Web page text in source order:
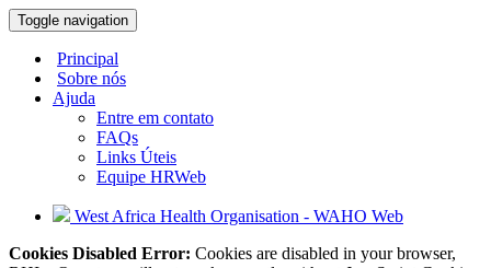
Toggle navigation
Principal
Sobre nós
Ajuda
Entre em contato
FAQs
Links Úteis
Equipe HRWeb
West Africa Health Organisation - WAHO Web
Cookies Disabled Error: Cookies are disabled in your browser,